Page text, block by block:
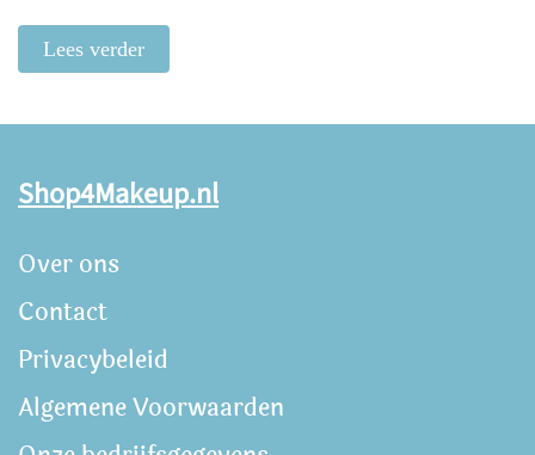
Lees verder
Shop4Makeup.nl
Over ons
Contact
Privacybeleid
Algemene Voorwaarden